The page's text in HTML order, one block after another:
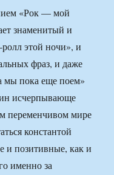
«Рок — мой
знаменитый и
этой ночи», и
фраз, и даже
мы пока еще поем»
исчерпывающе
переменчивом мире
константой
и позитивные, как и
именно за